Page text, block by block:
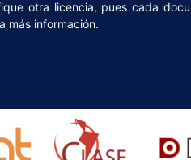
otra licencia, pues cada
más información.